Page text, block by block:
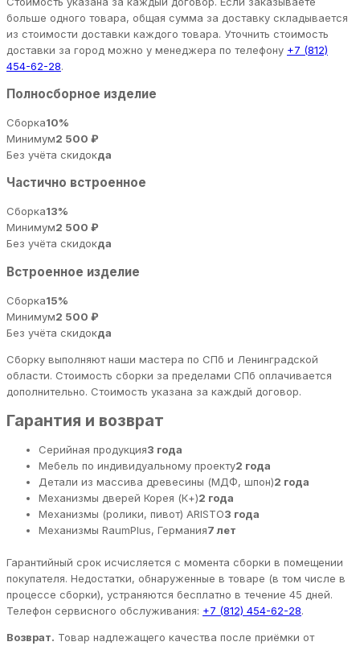
больше одного товара, общая сумма за доставку складывается
из стоимости доставки каждого товара. Уточнить стоимость
доставки за город можно у менеджера по телефону +7 (812)
454-62-28.
Полносборное изделие
Сборка10%
Минимум2 500 ₽
Без учёта скидокда
Частично встроенное
Сборка13%
Минимум2 500 ₽
Без учёта скидокда
Встроенное изделие
Сборка15%
Минимум2 500 ₽
Без учёта скидокда
Сборку выполняют наши мастера по СПб и Ленинградской
области. Стоимость сборки за пределами СПб оплачивается
дополнительно. Стоимость указана за каждый договор.
Гарантия и возврат
Серийная продукция3 года
Мебель по индивидуальному проекту2 года
Детали из массива древесины (МДФ, шпон)2 года
Механизмы дверей Корея (К+)2 года
Механизмы (ролики, пивот) ARISTO3 года
Механизмы RaumPlus, Германия7 лет
Гарантийный срок исчисляется с момента сборки в помещении
покупателя. Недостатки, обнаруженные в товаре (в том числе в
процессе сборки), устраняются бесплатно в течение 45 дней.
Телефон сервисного обслуживания: +7 (812) 454-62-28.
Возврат. Товар надлежащего качества после приёмки от